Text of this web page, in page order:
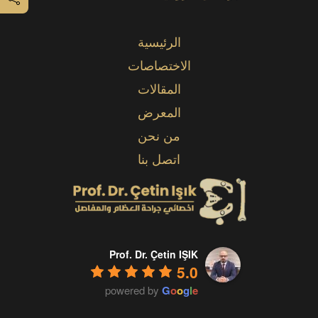
الرئيسية
الاختصاصات
المقالات
المعرض
من نحن
اتصل بنا
Prof. Dr. Çetin IŞIK
5.0
powered by Google